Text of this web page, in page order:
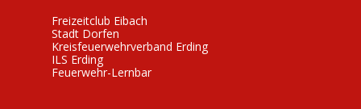
Freizeitclub Eibach
Stadt Dorfen
Kreisfeuerwehrverband Erding
ILS Erding
Feuerwehr-Lernbar